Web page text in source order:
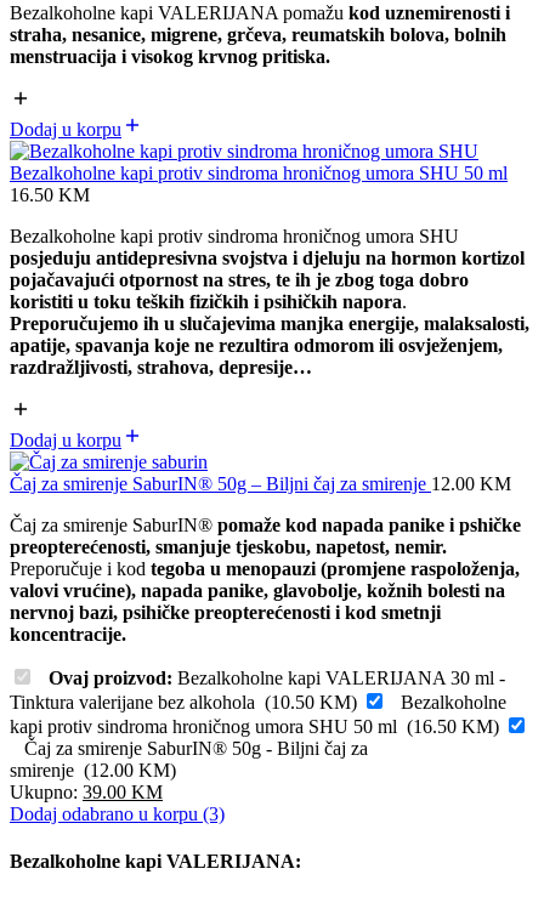
Bezalkoholne kapi VALERIJANA pomažu kod uznemirenosti i
straha, nesanice, migrene, grčeva, reumatskih bolova, bolnih
menstruacija i visokog krvnog pritiska.
Dodaj u korpu
Bezalkoholne kapi protiv sindroma hroničnog umora SHU 50 ml
16.50 KM
Bezalkoholne kapi protiv sindroma hroničnog umora SHU
posjeduju antidepresivna svojstva i djeluju na hormon kortizol
pojačavajući otpornost na stres, te ih je zbog toga dobro
koristiti u toku teških fizičkih i psihičkih napora.
Preporučujemo ih u slučajevima manjka energije, malaksalosti,
apatije, spavanja koje ne rezultira odmorom ili osvježenjem,
razdražljivosti, strahova, depresije…
Dodaj u korpu
Čaj za smirenje SaburIN® 50g – Biljni čaj za smirenje 12.00 KM
Čaj za smirenje SaburIN® pomaže kod napada panike i pshičke
preopterećenosti, smanjuje tjeskobu, napetost, nemir.
Preporučuje i kod tegoba u menopauzi (promjene raspoloženja,
valovi vrućine), napada panike, glavobolje, kožnih bolesti na
nervnoj bazi, psihičke preopterećenosti i kod smetnji
koncentracije.
Ovaj proizvod: Bezalkoholne kapi VALERIJANA 30 ml -
Tinktura valerijane bez alkohola (10.50 KM)
Bezalkoholne
kapi protiv sindroma hroničnog umora SHU 50 ml (16.50 KM)
Čaj za smirenje SaburIN® 50g - Biljni čaj za
smirenje (12.00 KM)
Ukupno: 39.00 KM
Dodaj odabrano u korpu (3)
Bezalkoholne kapi VALERIJANA: